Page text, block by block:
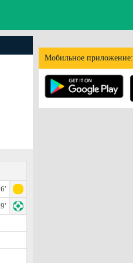
Мобильное приложение: